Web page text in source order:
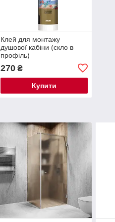
Клей для монтажу
душової кабіни (скло в
профіль)
270₴
Купити